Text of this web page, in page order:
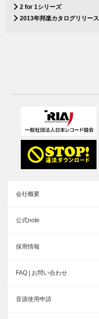
2 for 1シリーズ
2013年邦楽カタログリリース
会社概要
公式note
採用情報
FAQ | お問い合わせ
音源使用申請